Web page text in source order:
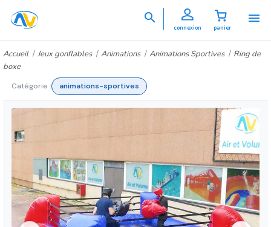

panier
connexion

Accueil Jeux gonflables Animations Animations Sportives
Ring de
boxe
Catégorie : animations-sportives